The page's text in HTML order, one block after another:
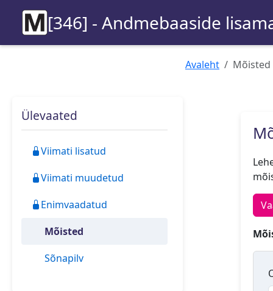
[346] - Andmebaaside
Avaleht Mõisted
Ülevaated
Viimati lisatud
Viimati muudetud
Enimvaadatud
Mõisted
Sõnapilv